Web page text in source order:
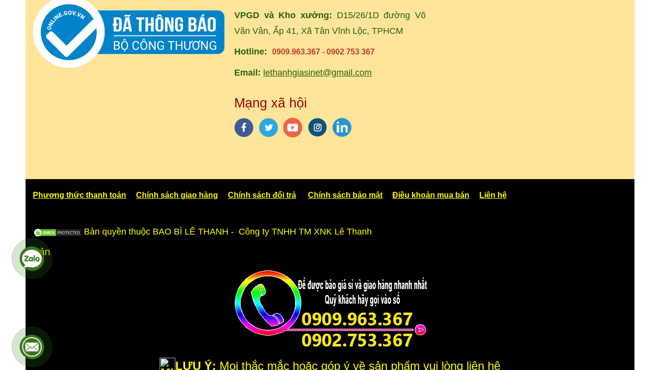
VPGD và Kho xưởng: D15/26/1D đường Võ
Văn Vân, Ấp 41, Xã Tân Vĩnh Lộc, TPHCM
Hotline: 0909.963.367 - 0902 753 367
Email: lethanhgiasinet@gmail.com
Mạng xã hội
Phương thức thanh toán Chính sách giao hàng Chính sách đổi trả Chính sách bảo mật Điều khoản mua bán Liên hệ
Bản quyền thuộc BAO BÌ LÊ THANH - Công ty TNHH TM XNK Lê Thanh
Bản
LƯU Ý: Mọi thắc mắc hoặc góp ý về sản phẩm vui lòng liên hệ